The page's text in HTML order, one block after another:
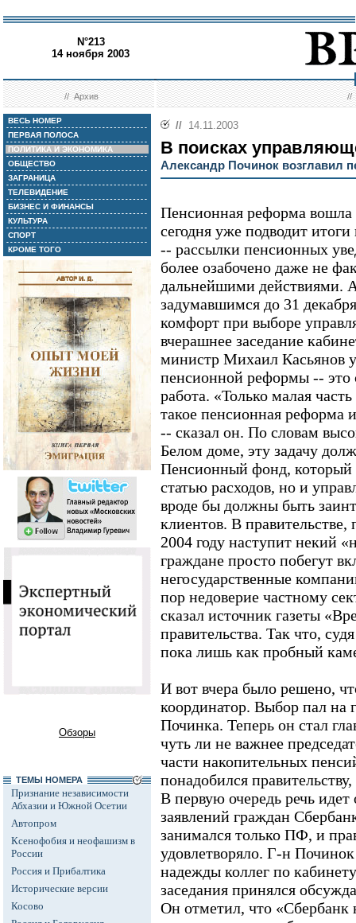
N°213
14 ноября 2003
//Архив //
ВЕСЬ НОМЕР
ПЕРВАЯ ПОЛОСА
ПОЛИТИКА И ЭКОНОМИКА
ОБЩЕСТВО
ЗАГРАНИЦА
ТЕЛЕВИДЕНИЕ
БИЗНЕС И ФИНАНСЫ
КУЛЬТУРА
СПОРТ
КРОМЕ ТОГО
Обзоры
ТЕМЫ НОМЕРА
Признание независимости
Абхазии и Южной Осетии
Автопром
Ксенофобия и неофашизм в
России
Россия и Прибалтика
Исторические версии
Косово
// 14.11.2003
В поисках
Александр Починок возглавил
Пенсионная реформа вошла
сегодня уже подводит
-- рассылки пенсионных
более озабочено даже не
дальнейшими действиями.
задумавшимся до 31
комфорт при выборе
вчерашнее заседание
министр Михаил Касьянов
пенсионной реформы -- это
работа. «Только малая
такое пенсионная реформа
-- сказал он. По словам
Белом доме, эту задачу
Пенсионный фонд, который
статью расходов, но и
вроде бы должны быть
клиентов. В правительстве,
2004 году наступит некий
граждане просто побегут
негосударственные
пор недоверие частному
сказал источник газеты
правительства. Так что,
пока лишь как пробный
И вот вчера было решено,
координатор. Выбор пал на
Починка. Теперь он стал
чуть ли не важнее
части накопительных
понадобился
В первую очередь речь
заявлений граждан
занимался только ПФ, и
удовлетворяло. Г-н
надежды коллег по
заседания принялся
Он отметил, что «Сбербанк